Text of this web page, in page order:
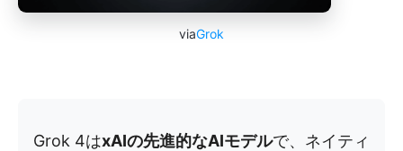
viaGrok
Grok 4はxAIの先進的なAIモデルで、ネイティ